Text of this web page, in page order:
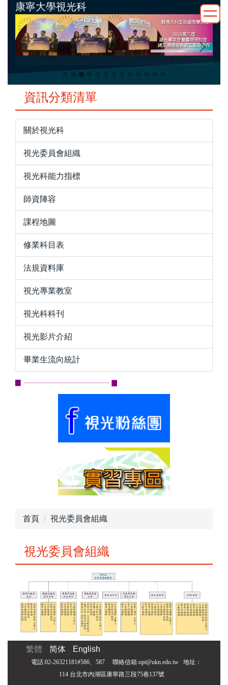
康寧大學視光科
資訊分類清單
關於視光科
視光委員會組織
視光科能力指標
師資陣容
課程地圖
修業科目表
法規資料庫
視光專業教室
視光科科刊
視光影片介紹
畢業生流向統計
首頁 視光委員會組織
視光委員會組織
繁體 简体 English
電話:02-26321181#586、587 聯絡信箱:opt@ukn.edu.tw 地址：
114 台北市內湖區康寧路三段75巷137號